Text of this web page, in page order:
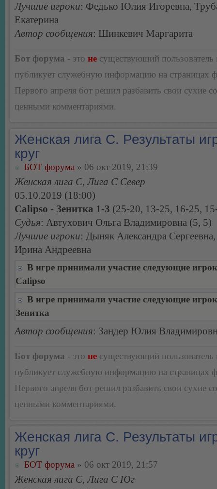
Лучшие игроки: Федько Юлия Игоревна,
Екатерина
Автор сообщения: Шинкевич Маргарита
Бот форума - это не существующий пользователь
публикует служебную информацию на страницах
Первого апреля бот решил разбавить свои сухие
ценными комментариями.
Женская лига С. Результаты
круг
БОТ форума » 06 окт 2019, 21:39
Женская лига С, Лига С Север
05.10.2019 (18:00)
Calipso - Зенитка 1-3 (25-20, 13-25, 16-25,
Судья: Автухович Ольга Владимировна (5, 5)
Лучшие игроки: Дыняк Александра
Ирина Андреевна
В игре принимали участие следующие
Calipso
В игре принимали участие следующие
Зенитка
Автор сообщения: Зандер Юлия
Бот форума - это не существующий пользователь
публикует служебную информацию на страницах
Первого апреля бот решил разбавить свои сухие
ценными комментариями.
Женская лига С. Результаты
круг
БОТ форума » 06 окт 2019, 21:57
Женская лига С, Лига С Юг